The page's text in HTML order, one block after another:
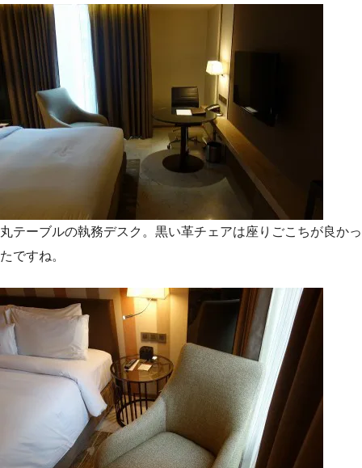
丸テーブルの執務デスク。黒い革チェアは座りごこちが良かっ
たですね。